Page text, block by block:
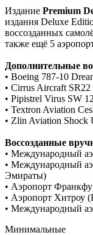
Издание Premium
издания Deluxe
воссозданных
также ещё 5
Дополнительные
• Boeing 787-10
• Cirrus Aircraft SR22
• Pipistrel Virus SW
• Textron Aviation
• Zlin Aviation Shock
Воссозданные
• Международный
• Международный
Эмираты)
• Аэропорт
• Аэропорт Хитроу
• Международный
Минимальные